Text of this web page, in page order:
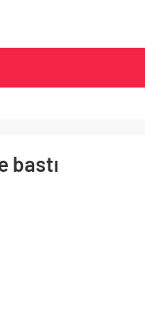
2026’nın ikinci
Kalyon İnşaat imzası
bastı